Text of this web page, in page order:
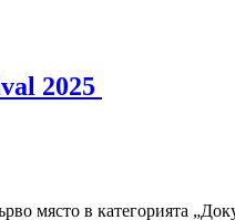
2025
място в категорията